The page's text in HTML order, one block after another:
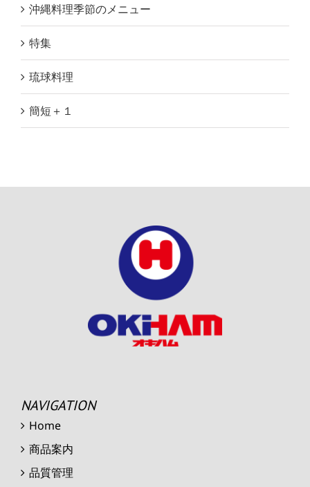
沖縄料理季節のメニュー
特集
琉球料理
簡短＋１
NAVIGATION
Home
商品案内
品質管理